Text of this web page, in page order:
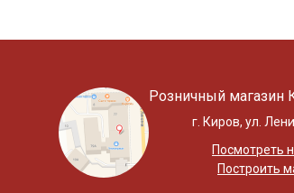
Розничный магазин
г. Киров, ул.
Посмотреть
Построить